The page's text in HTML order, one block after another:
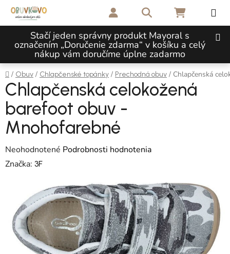
Prejsť na obsah
Stačí jeden správny produkt Mayoral s
označením „Doručenie zdarma“ v košíku a celý
nákup vám doručíme úplne zadarmo
Hľadať NÁKUPNÝ
Domov
/ Obuv / Chlapčenské topánky / Prechodná obuv / Chlapčenská
Chlapčenská celokožená
barefoot obuv -
Mnohofarebné
Priemerné hodnotenie produktu je 0,0 z 5 hviezdičiek.
Neohodnotené Podrobnosti hodnotenia
Značka: 3F